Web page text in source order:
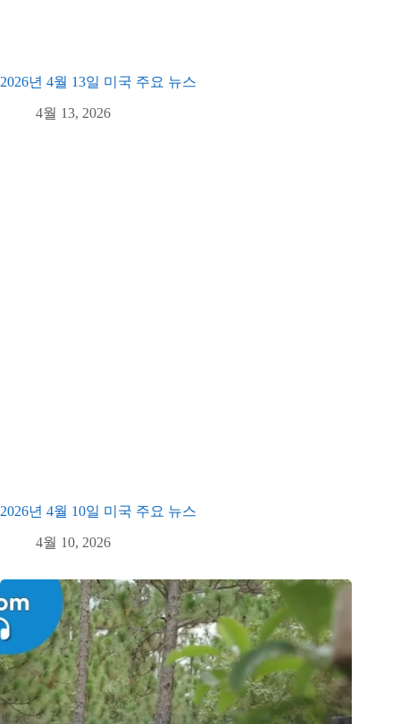
2026년 4월 13일 미국 주요 뉴스
4월 13, 2026
2026년 4월 10일 미국 주요 뉴스
4월 10, 2026